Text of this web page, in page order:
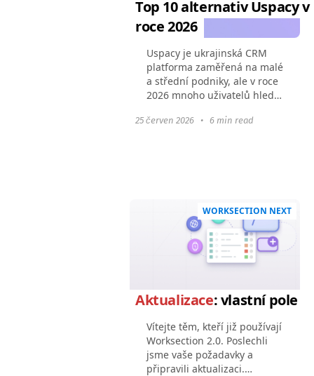
Top 10 alternativ Uspacy v
roce 2026
Uspacy je ukrajinská CRM
platforma zaměřená na malé
a střední podniky, ale v roce
2026 mnoho uživatelů hledá
bohatšími integracemi a
25 červen 2026 • 6 min read
WORKSECTION NEXT
Aktualizace: vlastní pole
Vítejte těm, kteří již používají
Worksection 2.0. Poslechli
jsme vaše požadavky a
připravili aktualizaci.